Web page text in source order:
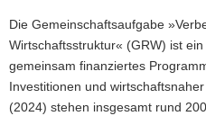
Die Gemeinschaftsaufgabe
Wirtschaftsstruktur« (GRW) ist
gemeinsam finanziertes
Investitionen und
(2024) stehen insgesamt rund